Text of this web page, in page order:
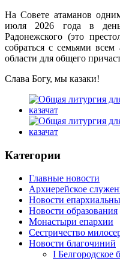
На Совете атаманов
июля 2026 года в день
Радонежского (это
собраться с семьями всем
области для общего
Слава Богу, мы казаки!
Категории
Главные новости
Архиерейское
Новости
Новости образования
Монастыри епархии
Сестричество
Новости благочиний
I Белгородское